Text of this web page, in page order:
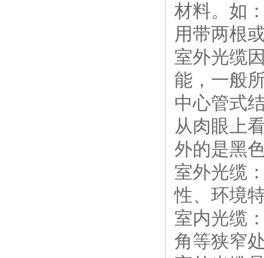
材料。如
用带两根
室外光缆
能，一般
中心管式
从肉眼上
外的是黑
室外光缆
性、环境
室内光缆
角等狭窄